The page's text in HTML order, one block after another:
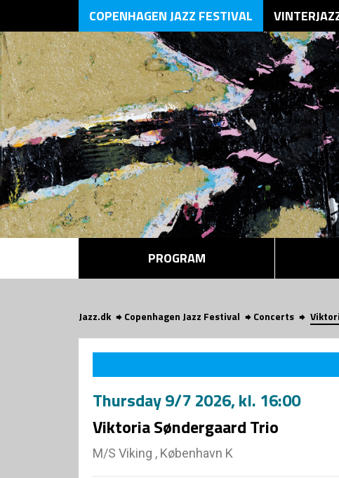
COPENHAGEN JAZZ FESTIVAL
PROGRAM
Jazz.dk Copenhagen Jazz Festival Concerts
Thursday9/7 2026, kl. 16:00
Viktoria Søndergaard Trio
M/S Viking , København K